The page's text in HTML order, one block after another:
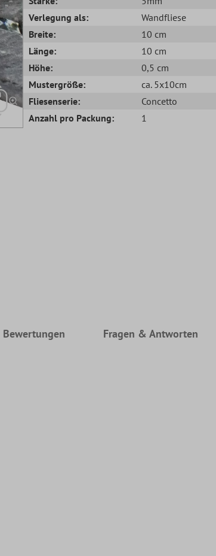
Verlegung als:
Wandfliese
Breite:
10 cm
Länge:
10 cm
Höhe:
0,5 cm
Mustergröße:
ca. 5x10cm
Fliesenserie:
Concetto
Anzahl pro Packung:
1
Bewertungen Fragen & Antworten